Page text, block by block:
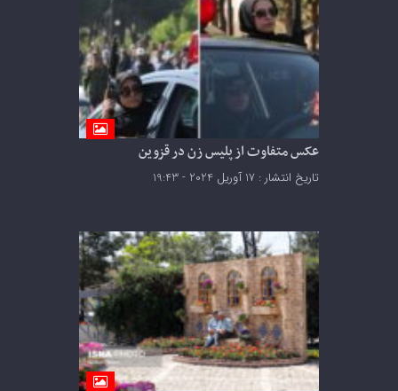
عکس متفاوت از پلیس زن در قزوین
تاریخ انتشار : 17 آوریل 2024 - 19:43